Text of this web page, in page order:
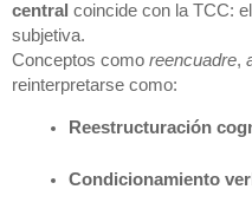
central coincide con la TCC:
subjetiva.
Conceptos como reencuadre,
reinterpretarse como:
Reestructuración
Condicionamiento